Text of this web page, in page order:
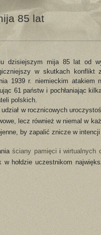
85 lat
dzisiejszym mija 85 lat od
w skutkach konflikt
1939 r. niemieckim atakiem
61 państw i pochłaniając
polskich.
w rocznicowych
lecz również w niemal w
by zapalić znicze w
ściany pamięci iwirtualnych
w hołdzie uczestnikom